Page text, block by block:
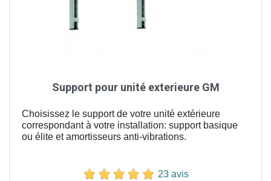
Support pour unité exterieure GM
Choisissez le support de votre unité extérieure
correspondant à votre installation: support basique
ou élite et amortisseurs anti-vibrations.
23 avis